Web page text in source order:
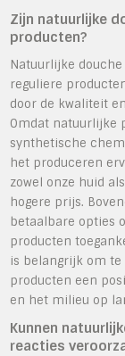
Zijn natuurlijke
producten?
Natuurlijke
reguliere
door de kwaliteit
Omdat natuurlijke
synthetische
het produceren
zowel onze huid
hogere prijs.
betaalbare opties
producten
is belangrijk om
producten een
en het milieu op
Kunnen
reacties